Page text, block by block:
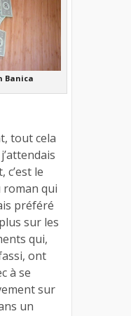
Banica
tout cela
c’est le
roman qui
préféré
sur les
qui,
ont
à se
sur
un